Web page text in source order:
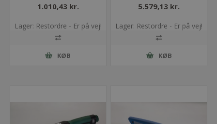
1.010,43 kr.
Lager: Restordre - Er på vej!
KØB
5.579,13 kr.
Lager: Restordre - Er på vej!
KØB